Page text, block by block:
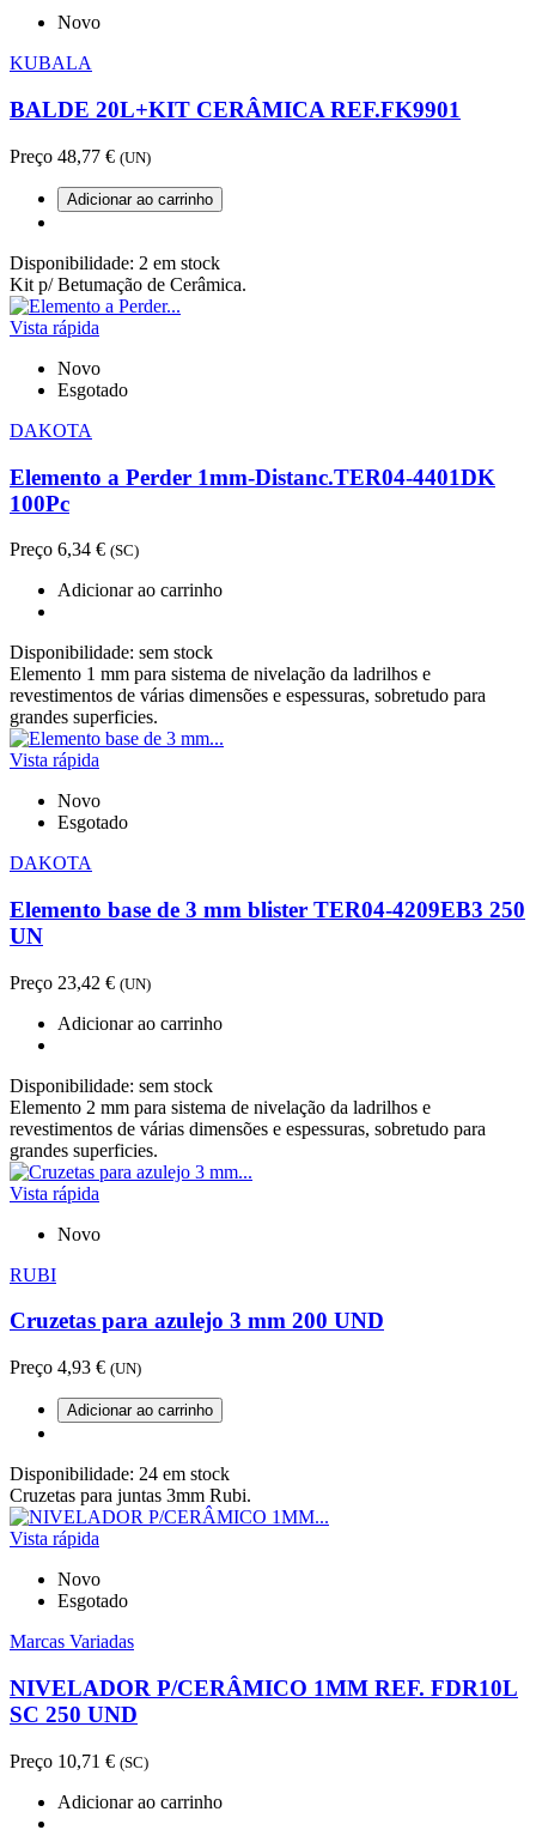
Novo
KUBALA
BALDE 20L+KIT CERÂMICA REF.FK9901
Preço 48,77 € (UN)
Adicionar ao carrinho
Disponibilidade: 2 em stock
Kit p/ Betumação de Cerâmica.
Vista rápida
Novo
Esgotado
DAKOTA
Elemento a Perder 1mm-Distanc.TER04-4401DK
100Pc
Preço 6,34 € (SC)
Adicionar ao carrinho
Disponibilidade: sem stock
Elemento 1 mm para sistema de nivelação da ladrilhos e
revestimentos de várias dimensões e espessuras, sobretudo para
grandes superficies.
Vista rápida
Novo
Esgotado
DAKOTA
Elemento base de 3 mm blister TER04-4209EB3 250
UN
Preço 23,42 € (UN)
Adicionar ao carrinho
Disponibilidade: sem stock
Elemento 2 mm para sistema de nivelação da ladrilhos e
revestimentos de várias dimensões e espessuras, sobretudo para
grandes superficies.
Vista rápida
Novo
RUBI
Cruzetas para azulejo 3 mm 200 UND
Preço 4,93 € (UN)
Adicionar ao carrinho
Disponibilidade: 24 em stock
Cruzetas para juntas 3mm Rubi.
Vista rápida
Novo
Esgotado
Marcas Variadas
NIVELADOR P/CERÂMICO 1MM REF. FDR10L
SC 250 UND
Preço 10,71 € (SC)
Adicionar ao carrinho